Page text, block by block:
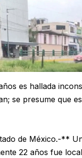
es hallada
se presume que
de México.-**
22 años fue